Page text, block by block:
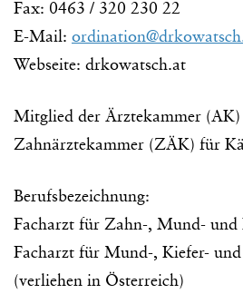
Fax: 0463 / 320 230 22
E-Mail:
Webseite: drkowatsch.at
Mitglied der Ärztekammer (AK)
Zahnärztekammer (ZÄK) für
Berufsbezeichnung:
Facharzt für Zahn-, Mund- und
Facharzt für Mund-, Kiefer-
(verliehen in Österreich)